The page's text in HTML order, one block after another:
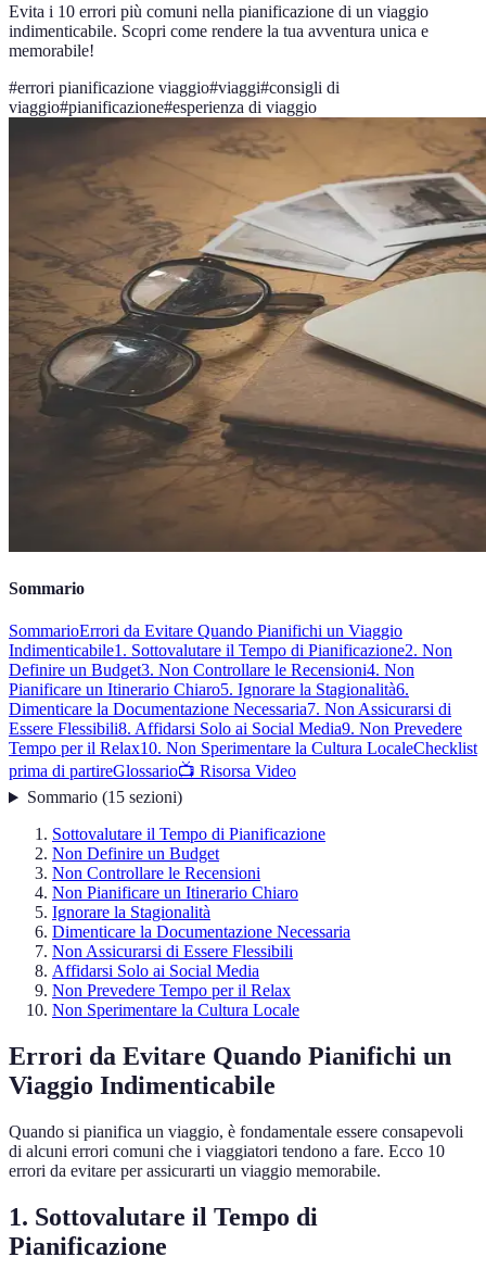
Evita i 10 errori più comuni nella pianificazione di un viaggio
indimenticabile. Scopri come rendere la tua avventura unica e
memorabile!
#errori pianificazione viaggio#viaggi#consigli di
viaggio#pianificazione#esperienza di viaggio
Sommario
SommarioErrori da Evitare Quando Pianifichi un Viaggio
Indimenticabile1. Sottovalutare il Tempo di Pianificazione2. Non
Definire un Budget3. Non Controllare le Recensioni4. Non
Pianificare un Itinerario Chiaro5. Ignorare la Stagionalità6.
Dimenticare la Documentazione Necessaria7. Non Assicurarsi di
Essere Flessibili8. Affidarsi Solo ai Social Media9. Non Prevedere
Tempo per il Relax10. Non Sperimentare la Cultura LocaleChecklist
prima di partireGlossario📺 Risorsa Video
Sommario(15 sezioni)
Sottovalutare il Tempo di Pianificazione
Non Definire un Budget
Non Controllare le Recensioni
Non Pianificare un Itinerario Chiaro
Ignorare la Stagionalità
Dimenticare la Documentazione Necessaria
Non Assicurarsi di Essere Flessibili
Affidarsi Solo ai Social Media
Non Prevedere Tempo per il Relax
Non Sperimentare la Cultura Locale
Errori da Evitare Quando Pianifichi un
Viaggio Indimenticabile
Quando si pianifica un viaggio, è fondamentale essere consapevoli
di alcuni errori comuni che i viaggiatori tendono a fare. Ecco 10
errori da evitare per assicurarti un viaggio memorabile.
1. Sottovalutare il Tempo di
Pianificazione